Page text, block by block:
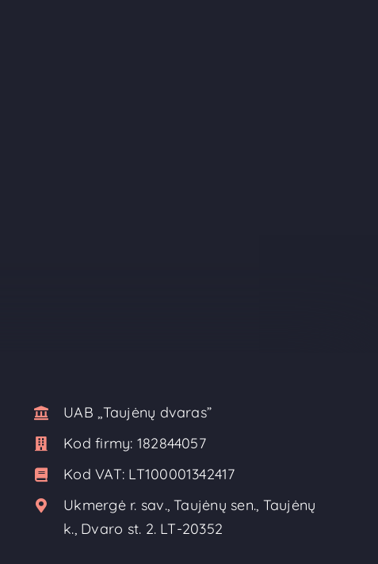
UAB ,,Taujėnų dvaras”
Kod firmy: 182844057
Kod VAT: LT100001342417
Ukmergė r. sav., Taujėnų sen., Taujėnų
k., Dvaro st. 2. LT-20352